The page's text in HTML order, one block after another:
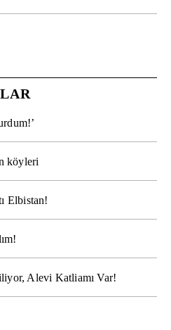
köyleri
Elbistan!
Alevi Katliamı Var!